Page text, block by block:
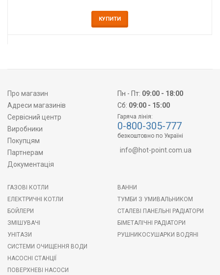
КУПИТИ
Про магазин
Адреси магазинів
Сервісний центр
Виробники
Покупцям
Партнерам
Документація
Пн - Пт: 09:00 - 18:00
Сб: 09:00 - 15:00
Гаряча лінія:
0-800-305-777
безкоштовно по Україні
info@hot-point.com.ua
ГАЗОВІ КОТЛИ
ЕЛЕКТРИЧНІ КОТЛИ
БОЙЛЕРИ
ЗМІШУВАЧІ
УНІТАЗИ
СИСТЕМИ ОЧИЩЕННЯ ВОДИ
НАСОСНІ СТАНЦІЇ
ПОВЕРХНЕВІ НАСОСИ
ВАННИ
ТУМБИ З УМИВАЛЬНИКОМ
СТАЛЕВІ ПАНЕЛЬНІ РАДІАТОРИ
БІМЕТАЛІЧНІ РАДІАТОРИ
РУШНИКОСУШАРКИ ВОДЯНІ